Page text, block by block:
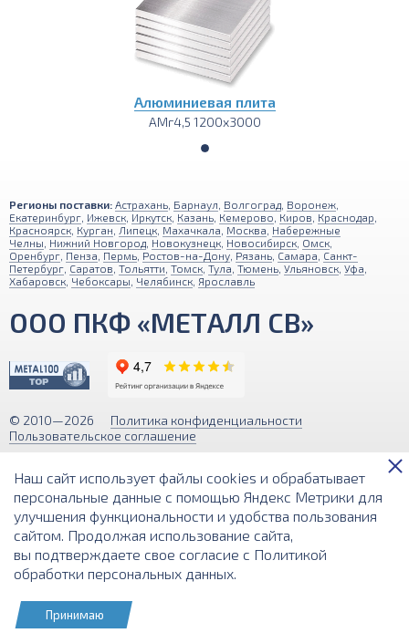
Алюминиевая плита
АМг4,5 1200х3000
КОРЗИНА
Регионы поставки: Астрахань Барнаул Волгоград Воронеж
Екатеринбург Ижевск Иркутск Казань Кемерово Киров Краснодар
Красноярск Курган Липецк Махачкала Москва Набережные
Челны Нижний Новгород Новокузнецк Новосибирск Омск
Оренбург Пенза Пермь Ростов-на-Дону Рязань Самара Санкт-
Петербург Саратов Тольятти Томск Тула Тюмень Ульяновск Уфа
Хабаровск Чебоксары Челябинск Ярославль
ООО ПКФ «МЕТАЛЛ СВ»
© 2010—2026
Политика конфиденциальности
Пользовательское соглашение
на этом интернет-сайте носит исключительно информационный
характер и ни при каких условиях не является публичной офертой,
определяемой положениями Статьи 437 (2) Гражданского кодекса РФ.
Разработка и поддержка сайта
Наш сайт использует файлы cookies и обрабатывает
персональные данные с помощью Яндекс Метрики для
улучшения функциональности и удобства пользования
сайтом. Продолжая использование сайта,
вы подтверждаете свое согласие с Политикой
обработки персональных данных.
Принимаю